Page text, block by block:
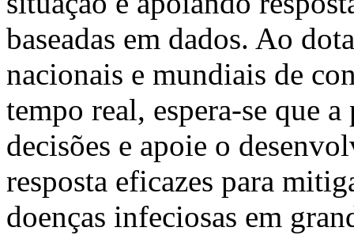
baseadas em dados. Ao
nacionais e mundiais de
tempo real, espera-se que
decisões e apoie o
resposta eficazes para
doenças infeciosas em